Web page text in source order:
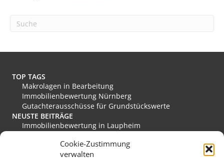
Cookie-Zustimmung
verwalten
TOP TAGS
Makrolagen in Bearbeitung
Immobilienbewertung Nürnberg
Gutachterausschüsse für Grundstückswerte
NEUSTE BEITRÄGE
Immobilienbewertung in Laupheim
Immobilienbewertung in Edewecht
Immobilienbewertung in Stadthagen